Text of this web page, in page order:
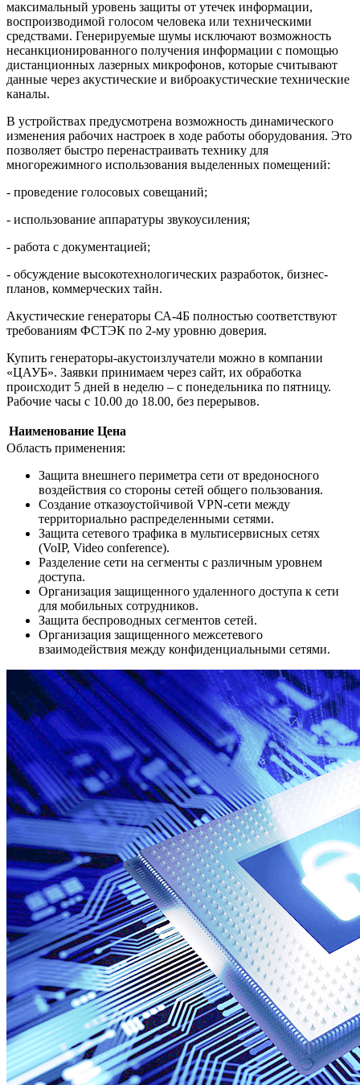
максимальный уровень защиты от утечек информации,
воспроизводимой голосом человека или техническими
средствами. Генерируемые шумы исключают возможность
несанкционированного получения информации с помощью
дистанционных лазерных микрофонов, которые считывают
данные через акустические и виброакустические технические
каналы.
В устройствах предусмотрена возможность динамического
изменения рабочих настроек в ходе работы оборудования. Это
позволяет быстро перенастраивать технику для
многорежимного использования выделенных помещений:
- проведение голосовых совещаний;
- использование аппаратуры звукоусиления;
- работа с документацией;
- обсуждение высокотехнологических разработок, бизнес-
планов, коммерческих тайн.
Акустические генераторы СА-4Б полностью соответствуют
требованиям ФСТЭК по 2-му уровню доверия.
Купить генераторы-акустоизлучатели можно в компании
«ЦАУБ». Заявки принимаем через сайт, их обработка
происходит 5 дней в неделю – с понедельника по пятницу.
Рабочие часы с 10.00 до 18.00, без перерывов.
Наименование Цена
Область применения:
Защита внешнего периметра сети от вредоносного
воздействия со стороны сетей общего пользования.
Создание отказоустойчивой VPN-сети между
территориально распределенными сетями.
Защита сетевого трафика в мультисервисных сетях
(VoIP, Video conference).
Разделение сети на сегменты с различным уровнем
доступа.
Организация защищенного удаленного доступа к сети
для мобильных сотрудников.
Защита беспроводных сегментов сетей.
Организация защищенного межсетевого
взаимодействия между конфиденциальными сетями.